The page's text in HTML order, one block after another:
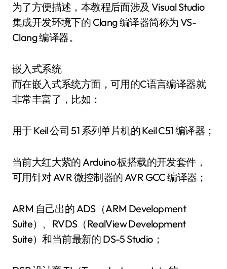
为了方便描述，本教程后面涉及 Visual Studio
集成开发环境下的 Clang 编译器简称为 VS-
Clang 编译器。
嵌入式系统
而在嵌入式系统方面，可用的C语言编译器就
非常丰富了，比如：
用于 Keil 公司 51 系列单片机的 Keil C51 编译器；
当前大红大紫的 Arduino 板搭载的开发套件，
可用针对 AVR 微控制器的 AVR GCC 编译器；
ARM 自己出的 ADS（ARM Development
Suite）、RVDS（RealView Development
Suite）和当前最新的 DS-5 Studio；